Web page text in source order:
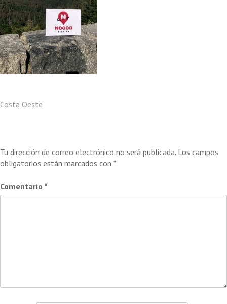
Navegación
Costa Oeste
Tu dirección de correo electrónico no será publicada. Los campos
obligatorios están marcados con *
Comentario *